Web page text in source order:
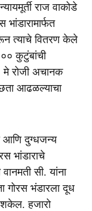
राज वाकोडे
त्याचे वितरण केले
कुटुंबांची
रोजी अचानक
आढळल्याचा
आणि दुग्धजन्य
भांडाराचे
सी. यांना
गोरस भंडारला दूध
शकेल. हजारो